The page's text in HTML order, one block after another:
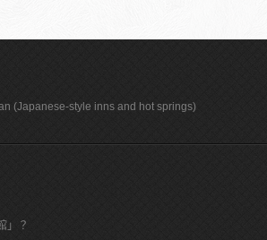
(Japanese-style inns and hot springs)
」？